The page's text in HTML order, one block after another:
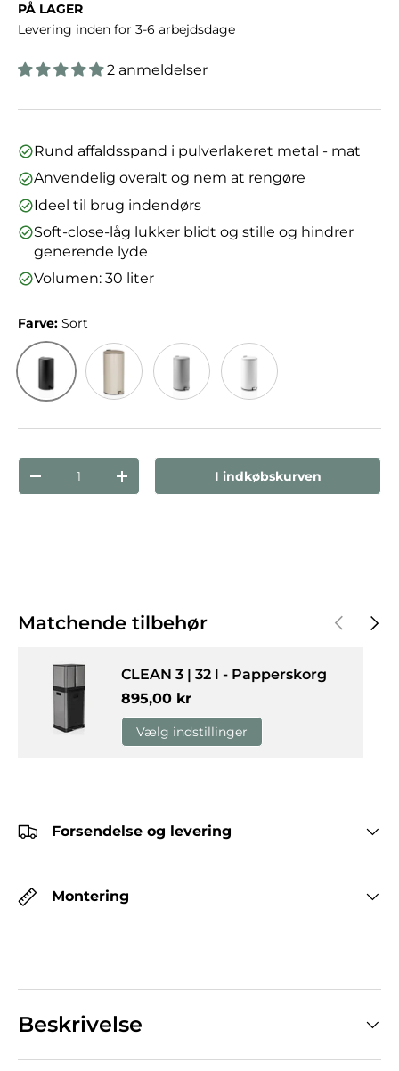
PÅ LAGER
Levering inden for 3-6 arbejdsdage
2 anmeldelser
Rund affaldsspand i pulverlakeret metal - mat
Anvendelig overalt og nem at rengøre
Ideel til brug indendørs
Soft-close-låg lukker blidt og stille og hindrer
generende lyde
Volumen: 30 liter
Farve: Sort
Sort
Antal
Reducer mængdenForøg mængdenI indkøbskurven
Matchende tilbehør Forrige
CLEAN 3 | 32 l - Papperskorg
Normalpris
895,00 kr
Vælg indstillinger
Forsendelse og levering
Montering
Beskrivelse